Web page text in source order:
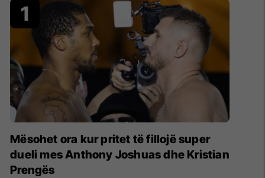
Mësohet ora kur pritet të fillojë super
dueli mes Anthony Joshuas dhe Kristian
Prengës